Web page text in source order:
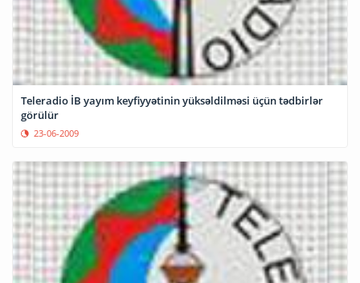
Teleradio İB yayım keyfiyyətinin yüksəldilməsi üçün tədbirlər
görülür
23-06-2009